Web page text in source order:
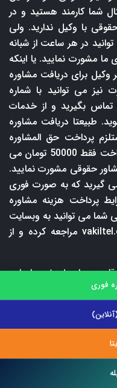
شما کارمند هستید و در
با وکیل ندارید. ولی
در هر ساعت از شبانه
ما مشورت نمایید. یا اینکه
وکیل برای دریافت مشاوره
می توانید با شماره
09212242670 و یا 02147625900 تماس بگیرید و از خدمات
طبیعتا دریافت مشاوره
پرداخت حق المشاوره
است اما در وکلای تلفنی ما شما با پرداخت فقط 50000 تومان می
و یا مشاور حقوقی مشورت نمایید.
گیرید که به صورت فوری
پرداخت هزینه مشاوره
شما می توانید به وبسایت
مراجعه کرده و از
و اصول خود را دارد.
تنطیم گردد و یا برای
دادخواست به مراجع
قضایی در روند پرونده
از این رو وکلای تلفنی ما
قیمت مناسب و در کمتر از
دهد. علاوه براین شما می
تا صد پرونده خود را به
فوری